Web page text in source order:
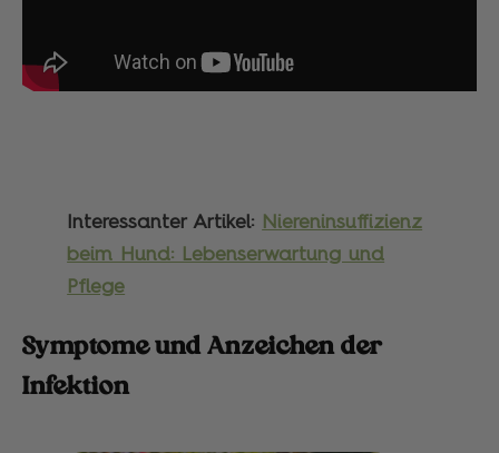
Interessanter Artikel:
Niereninsuffizienz
beim Hund: Lebenserwartung und
Pflege
Symptome und Anzeichen der
Infektion